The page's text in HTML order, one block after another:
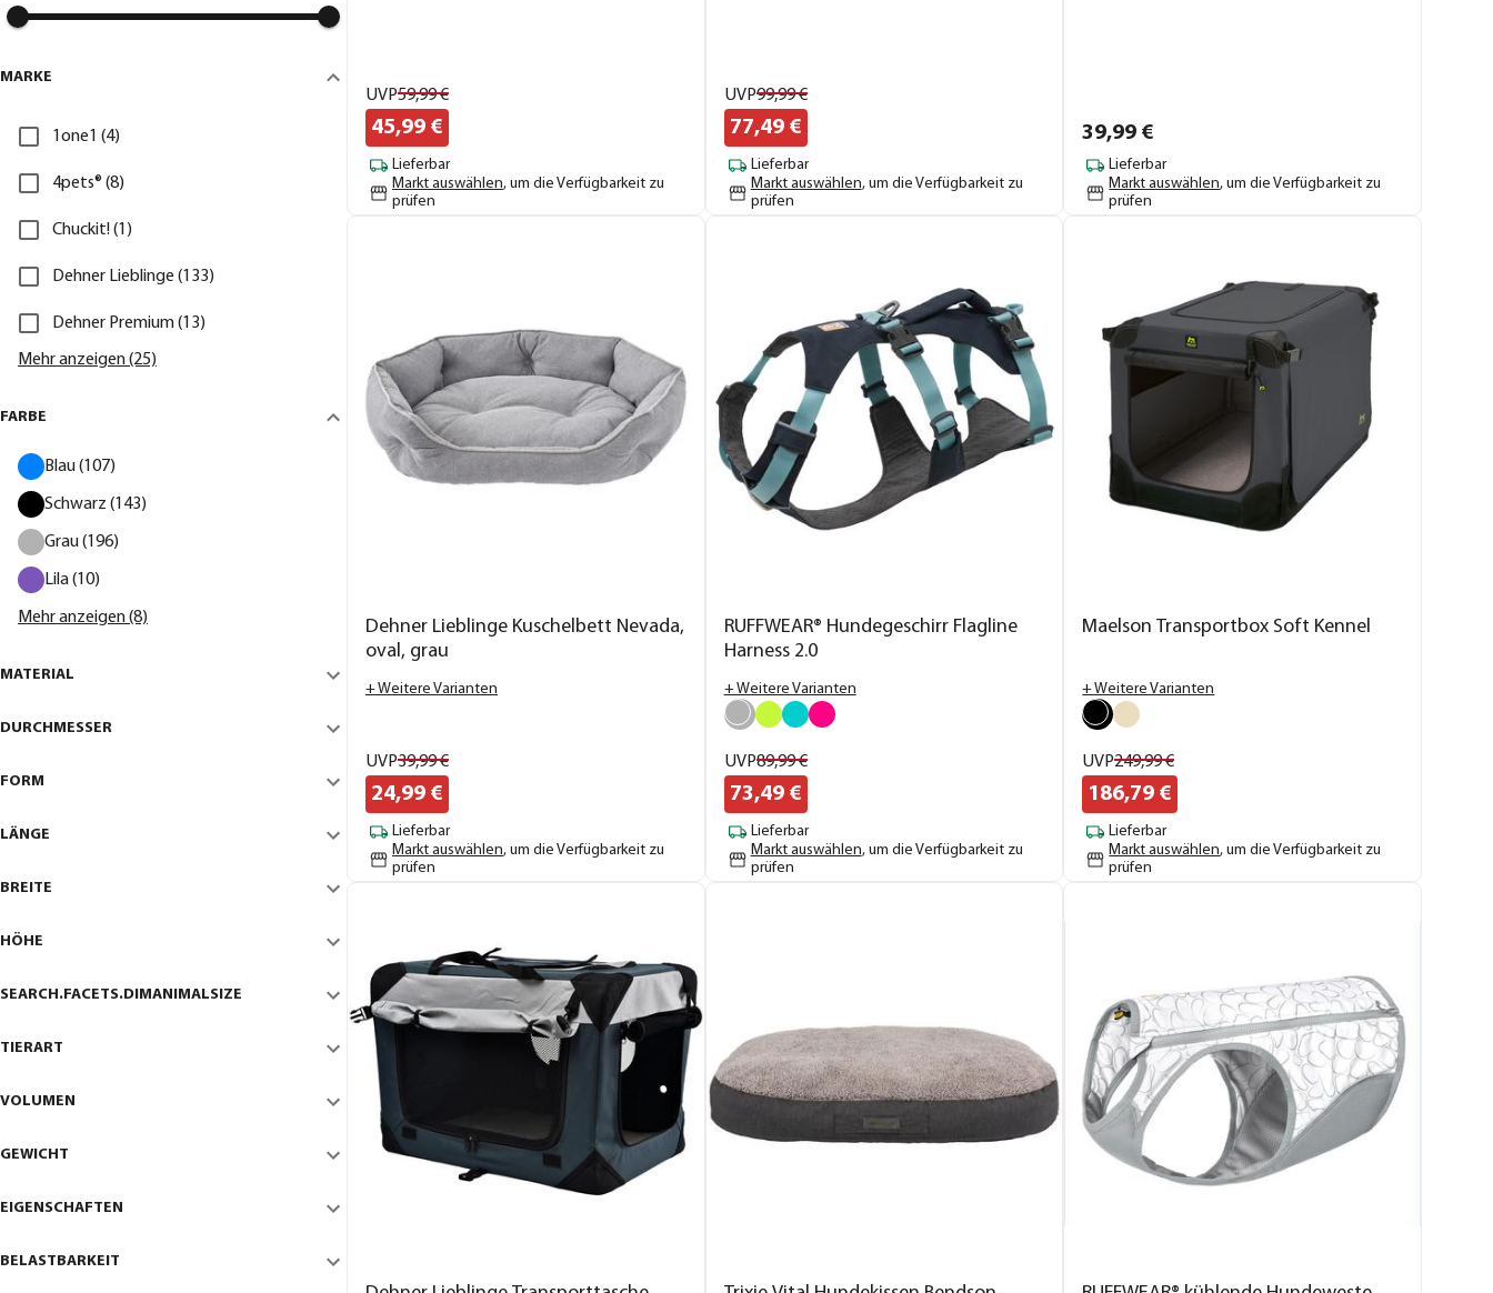
MARKE
1one1 (4)
4pets® (8)
Chuckit! (1)
Dehner Lieblinge (133)
Dehner Premium (13)
Mehr anzeigen (25)
FARBE
Blau (107)
Schwarz (143)
Grau (196)
Lila (10)
Mehr anzeigen (8)
MATERIAL
DURCHMESSER
FORM
LÄNGE
BREITE
HÖHE
SEARCH.FACETS.DIMANIMALSIZE
TIERART
VOLUMEN
GEWICHT
EIGENSCHAFTEN
BELASTBARKEIT
UVP59,99€
45,99 €
Lieferbar
Markt auswählen, um die Verfügbarkeit zu
prüfen
UVP99,99€
77,49€
Lieferbar
Markt auswählen, um die Verfügbarkeit zu
prüfen
39,99 €
Lieferbar
Markt auswählen, um die Verfügbarkeit zu
prüfen
Dehner Lieblinge Kuschelbett Nevada,
oval, grau
+ Weitere Varianten
UVP39,99€
24,99 €
Lieferbar
Markt auswählen, um die Verfügbarkeit zu
prüfen
RUFFWEAR® Hundegeschirr Flagline
Harness 2.0
+ Weitere Varianten
UVP89,99€
73,49€
Lieferbar
Markt auswählen, um die Verfügbarkeit zu
prüfen
Maelson Transportbox Soft Kennel
+ Weitere Varianten
UVP249,99€
186,79 €
Lieferbar
Markt auswählen, um die Verfügbarkeit zu
prüfen